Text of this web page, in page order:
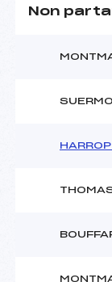
Non